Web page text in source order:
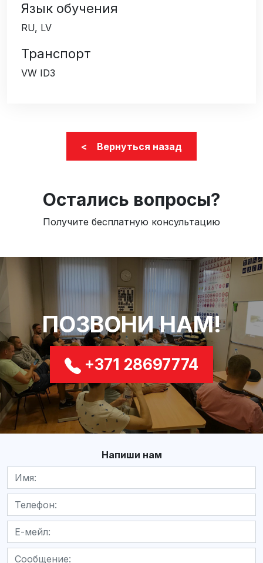
Язык обучения
RU, LV
Транспорт
VW ID3
< Вернуться назад
Остались вопросы?
Получите бесплатную консультацию
ПОЗВОНИ НАМ!
+371 28697774
Напиши нам